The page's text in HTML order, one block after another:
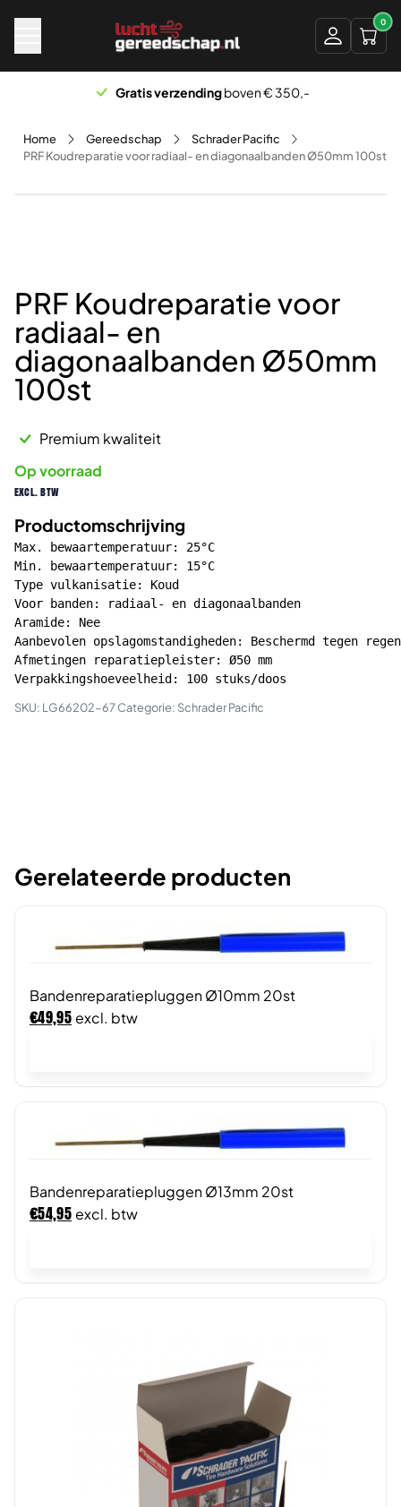
0
Gratis verzendingboven € 350,-
Home Gereedschap
Schrader Pacific
PRF Koudreparatie voor radiaal- en diagonaalbanden Ø50mm 100st
PRF Koudreparatie voor
radiaal- en
diagonaalbanden Ø50mm
100st
excl. btw
Premium kwaliteit
Op voorraad
Productomschrijving
Max. bewaartemperatuur: 25°C
Min. bewaartemperatuur: 15°C
Type vulkanisatie: Koud
Voor banden: radiaal- en diagonaalbanden
Aramide: Nee
Aanbevolen opslagomstandigheden: Beschermd tegen
Afmetingen reparatiepleister: Ø50 mm
Verpakkingshoeveelheid: 100 stuks/doos
SKU: LG66202-67Categorie: Schrader Pacific
Gerelateerde producten
Bandenreparatiepluggen Ø10mm 20st
€49,95 excl. btw
Bandenreparatiepluggen Ø13mm 20st
€54,95 excl. btw